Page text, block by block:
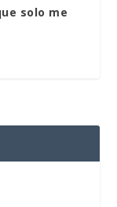
solo me